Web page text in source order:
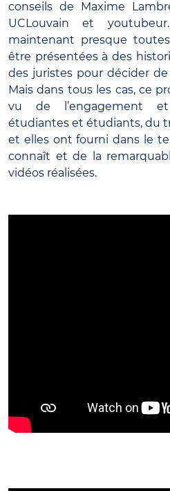
conseils de Maxime
UCLouvain et
maintenant presque
être présentées à des
des juristes pour décider
Mais dans tous les cas, ce
vu de l’engagement et
étudiantes et étudiants, du
et elles ont fourni dans le
connaît et de la
vidéos réalisées.